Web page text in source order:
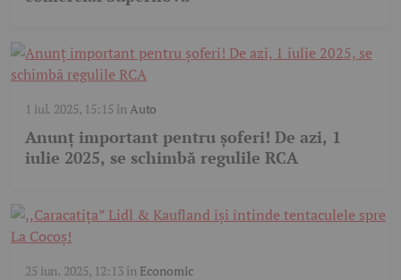
1 iul. 2025, 15:15 în Auto
Anunț important pentru șoferi! De azi, 1
iulie 2025, se schimbă regulile RCA
25 iun. 2025, 12:13în Economic